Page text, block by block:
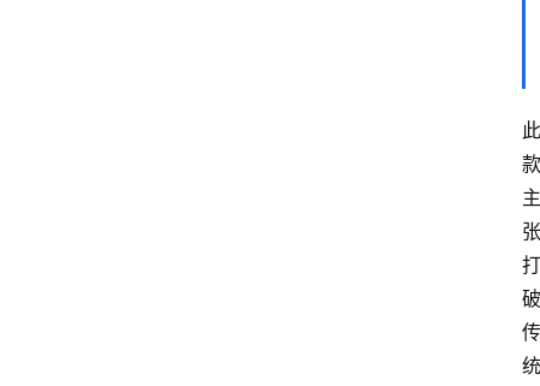
此
款
主
张
打
破
传
统